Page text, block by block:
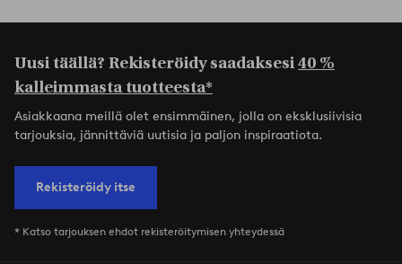
Uusi täällä? Rekisteröidy saadaksesi40 %
kalleimmasta tuotteesta*
Asiakkaana meillä olet ensimmäinen, jolla on eksklusiivisia
tarjouksia, jännittäviä uutisia ja paljon inspiraatiota.
Rekisteröidy itse
* Katso tarjouksen ehdot rekisteröitymisen yhteydessä